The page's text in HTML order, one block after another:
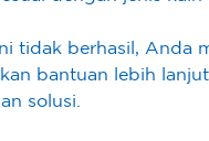
tidak berhasil, Anda
bantuan lebih
solusi.